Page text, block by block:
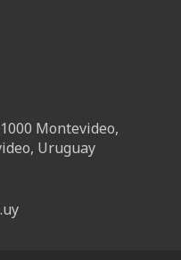
Montevideo,
Uruguay